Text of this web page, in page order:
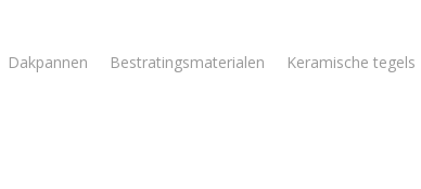
Dakpannen Bestratingsmaterialen Keramische tegels